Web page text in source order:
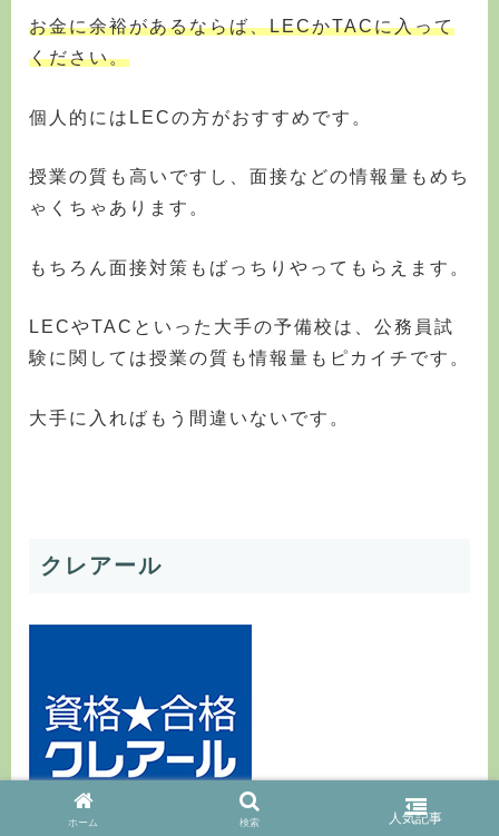
お金に余裕があるならば、LECかTACに入って
ください。
個人的にはLECの方がおすすめです。
授業の質も高いですし、面接などの情報量もめち
ゃくちゃあります。
もちろん面接対策もばっちりやってもらえます。
LECやTACといった大手の予備校は、公務員試
験に関しては授業の質も情報量もピカイチです。
大手に入ればもう間違いないです。
クレアール
ホーム 検索